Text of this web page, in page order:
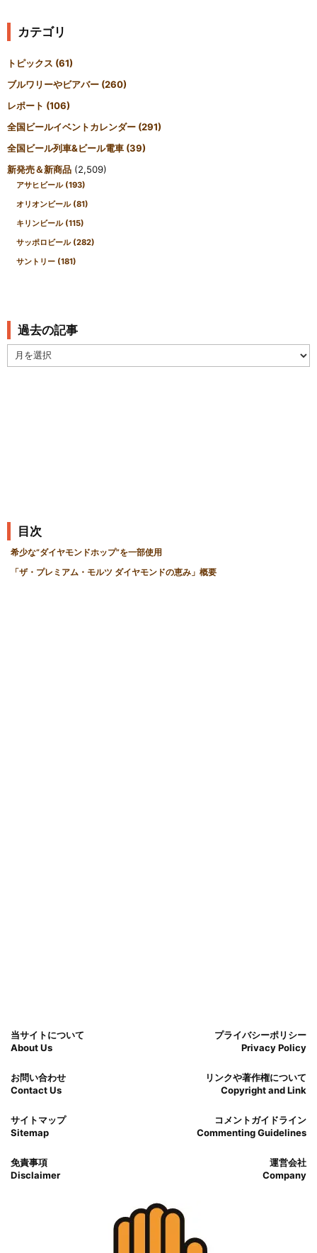
カテゴリ
トピックス (61)
ブルワリーやビアバー (260)
レポート (106)
全国ビールイベントカレンダー (291)
全国ビール列車&ビール電車 (39)
新発売＆新商品 (2,509)
アサヒビール (193)
オリオンビール (81)
キリンビール (115)
サッポロビール (282)
サントリー (181)
過去の記事
去
目次
希少な“ダイヤモンドホップ”を一部使用
「ザ・プレミアム・モルツ ダイヤモンドの恵み」概要
当サイトについて
About Us
プライバシーポリシー
Privacy Policy
お問い合わせ
Contact Us
リンクや著作権について
Copyright and Link
サイトマップ
Sitemap
コメントガイドライン
Commenting Guidelines
免責事項
Disclaimer
運営会社
Company